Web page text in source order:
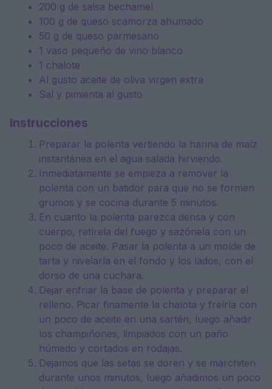
200 g de salsa bechamel
100 g de queso scamorza ahumado
50 g de queso parmesano
1 vaso pequeño de vino blanco
1 chalote
Al gusto aceite de oliva virgen extra
Sal y pimienta al gusto
Instrucciones
Preparar la polenta vertiendo la harina de maíz
instantánea en el agua salada hirviendo.
Inmediatamente se empieza a remover la
polenta con un batidor para que no se formen
grumos y se cocina durante 5 minutos.
En cuanto la polenta parezca densa y con
cuerpo, retírela del fuego y sazónela con un
poco de aceite. Pasar la polenta a un molde de
tarta y nivelarla en el fondo y los lados, con el
dorso de una cuchara.
Dejar enfriar la base de polenta y preparar el
relleno. Picar finamente la chalota y freírla con
un poco de aceite en una sartén, luego añadir
los champiñones, limpiados con un paño
húmedo y cortados en rodajas.
Dejamos que las setas se doren y se marchiten
durante unos minutos, luego añadimos un poco